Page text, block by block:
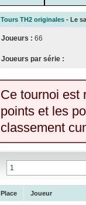
Tours TH2 originales - Le
Joueurs : 66
Joueurs par série :
Ce tournoi est
points et les
classement
Place Joueur